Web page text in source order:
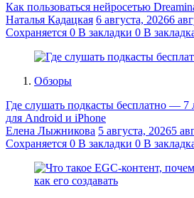
Как пользоваться нейросетью
Наталья Кадацкая 6 августа, 20266
Сохраняется 0 В закладки 0 В
Обзоры
Где слушать подкасты бесплатно —
для Android и iPhone
Елена Лыжникова 5 августа, 20265
Сохраняется 0 В закладки 0 В